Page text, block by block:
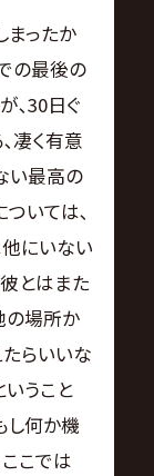
まったか
の最後の
､30日ぐ
凄く有意
い最高の
いては､
にいない
とはまた
場所か
らいいな
うこと
し何か機
こでは